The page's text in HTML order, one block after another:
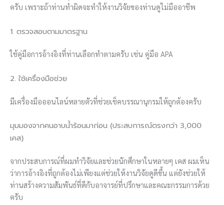
ครับ เพราะถ้าท่านทำผิดจะทำให้งานวิจัยของท่านดูไม่มืออาชีพ
1. ตรวจสอบตามมาตรฐาน
ใช้คู่มือการอ้างอิงที่ท่านเลือกทำตามครับ เช่น คู่มือ APA
2. ใช้เครื่องมือช่วย
มีเครื่องมือออนไลน์หลายตัวที่ช่วยเช็คบรรณานุกรมให้ถูกต้องครับ
มุมมองจากคนอาบน้ำร้อนมาก่อน (ประสบการณ์ตรงกว่า 3,000
เคส)
จากประสบการณ์ที่ผมทำวิจัยและช่วยนักศึกษาในหลายๆ เคส ผมเห็น
ว่าการอ้างอิงที่ถูกต้องไม่เพียงแต่ช่วยให้งานวิจัยดูดีขึ้น แต่ยังช่วยให้
ท่านสร้างความสัมพันธ์ที่ดีกับอาจารย์ที่ปรึกษาและคณะกรรมการด้วย
ครับ